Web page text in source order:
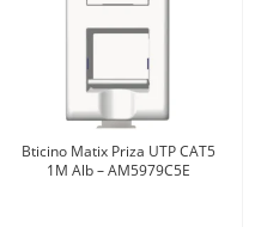
Bticino Matix Priza UTP CAT5
1M Alb – AM5979C5E